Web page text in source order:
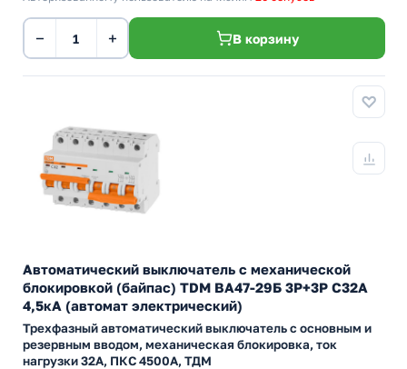
− + В корзину
Автоматический выключатель с механической
блокировкой (байпас) TDM ВА47-29Б 3Р+3Р С32А
4,5кА (автомат электрический)
Трехфазный автоматический выключатель с основным и
резервным вводом, механическая блокировка, ток
нагрузки 32А, ПКС 4500А, ТДМ